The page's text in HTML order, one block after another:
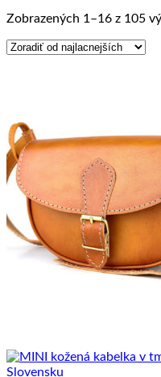
Zobrazených 1–16 z 105